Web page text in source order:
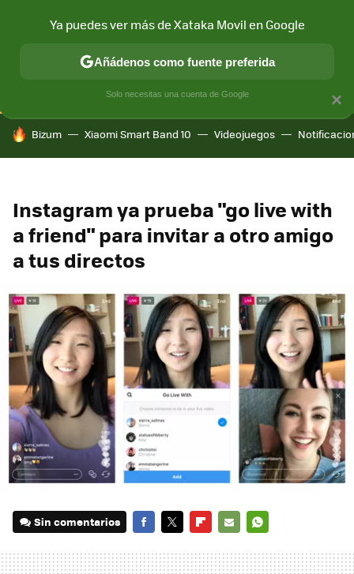
CONECTIVIDAD MÓVIL Y SOCIEDAD APLICACIONES
HOY SE HABLA DE
Bizum Xiaomi Smart Band 10 Videojuegos
Instagram ya prueba "go live with
a friend" para invitar a otro amigo
a tus directos
Sin comentarios
MAIL
×
Ya puedes ver más de Xataka Movil en Google
Añádenos como fuente preferida
Solo necesitas una cuenta de Google